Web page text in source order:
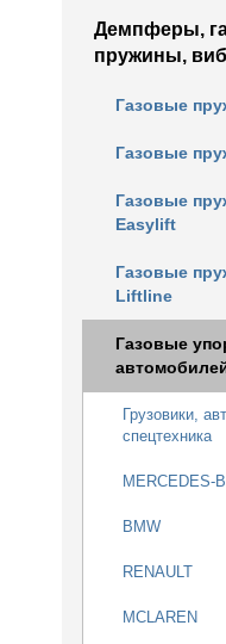
Демпферы,
пружины,
Газовые
Газовые
Газовые
Easylift
Газовые
Liftline
Газовые
Грузовики,
спецтехника
MERCEDES-
BMW
RENAULT
MCLAREN